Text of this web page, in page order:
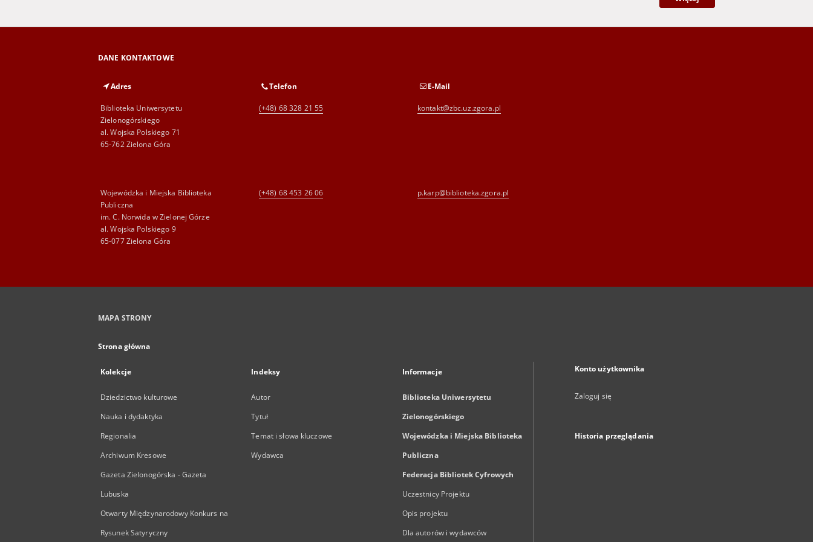
DANE KONTAKTOWE
Adres
Biblioteka Uniwersytetu
Zielonogórskiego
al. Wojska Polskiego 71
65-762 Zielona Góra
Telefon
(+48) 68 328 21 55
E-Mail
kontakt@zbc.uz.zgora.pl
Wojewódzka i Miejska Biblioteka
Publiczna
im. C. Norwida w Zielonej Górze
al. Wojska Polskiego 9
65-077 Zielona Góra
(+48) 68 453 26 06 p.karp@biblioteka.zgora.pl
MAPA STRONY
Strona główna
Kolekcje
Dziedzictwo kulturowe
Nauka i dydaktyka
Regionalia
Archiwum Kresowe
Gazeta Zielonogórska - Gazeta
Lubuska
Otwarty Międzynarodowy Konkurs na
Rysunek Satyryczny
Indeksy
Autor
Tytuł
Temat i słowa kluczowe
Wydawca
Informacje
Biblioteka Uniwersytetu
Zielonogórskiego
Wojewódzka i Miejska Biblioteka
Publiczna
Federacja Bibliotek Cyfrowych
Uczestnicy Projektu
Opis projektu
Dla autorów i wydawców
Konto użytkownika
Zaloguj się
Historia przeglądania